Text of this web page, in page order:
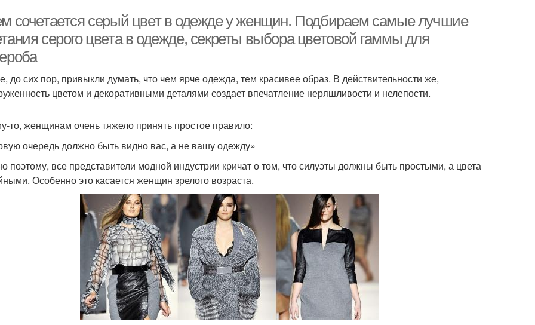
сочетается серый цвет в одежде у женщин. Подбираем самые лучшие
серого цвета в одежде, секреты выбора цветовой гаммы для
до сих пор, привыкли думать, что чем ярче одежда, тем красивее образ. В действительности же,
цветом и декоративными деталями создает впечатление неряшливости и нелепости.
то, женщинам очень тяжело принять простое правило:
очередь должно быть видно вас, а не вашу одежду»
поэтому, все представители модной индустрии кричат о том, что силуэты должны быть простыми, а цвета
Особенно это касается женщин зрелого возраста.